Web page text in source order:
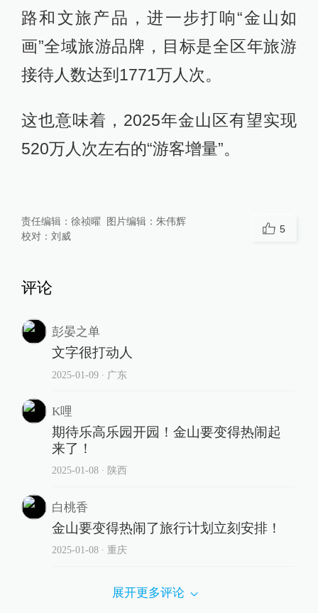
路和文旅产品，进一步打响“金山如
画”全域旅游品牌，目标是全区年旅游
接待人数达到1771万人次。
这也意味着，2025年金山区有望实现
520万人次左右的“游客增量”。
责任编辑： 徐祯曜 图片编辑： 朱伟辉
校对： 刘威
5
评论
彭晏之单
文字很打动人
2025-01-09∙ 广东
K哩
期待乐高乐园开园！金山要变得热闹起
来了！
2025-01-08∙ 陕西
白桃香
金山要变得热闹了旅行计划立刻安排！
2025-01-08∙ 重庆
展开更多评论